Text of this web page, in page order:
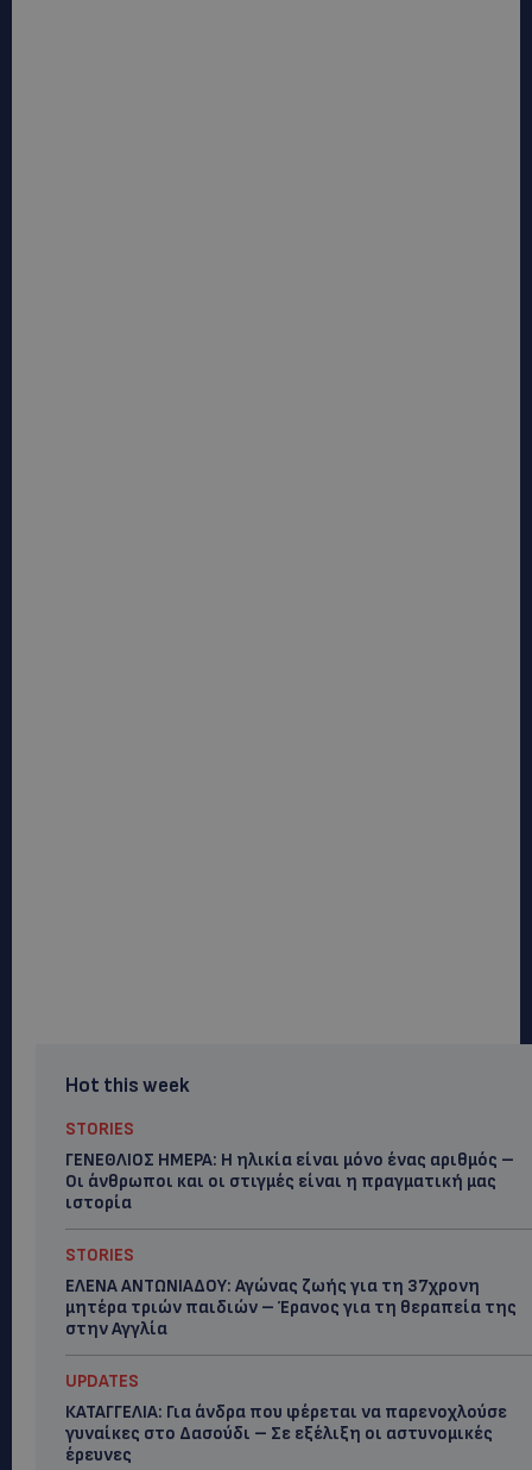
Hot this week
STORIES
ΓΕΝΕΘΛΙΟΣ ΗΜΕΡΑ: Η ηλικία είναι μόνο ένας αριθμός –
Οι άνθρωποι και οι στιγμές είναι η πραγματική μας
ιστορία
STORIES
ΕΛΕΝΑ ΑΝΤΩΝΙΑΔΟΥ: Αγώνας ζωής για τη 37χρονη
μητέρα τριών παιδιών – Έρανος για τη θεραπεία της
στην Αγγλία
UPDATES
ΚΑΤΑΓΓΕΛΙΑ: Για άνδρα που φέρεται να παρενοχλούσε
γυναίκες στο Δασούδι – Σε εξέλιξη οι αστυνομικές
έρευνες